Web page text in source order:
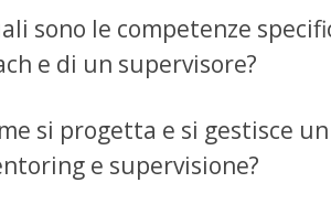
sono le competenze
e di un supervisore?
si progetta e si gestisce
e supervisione?